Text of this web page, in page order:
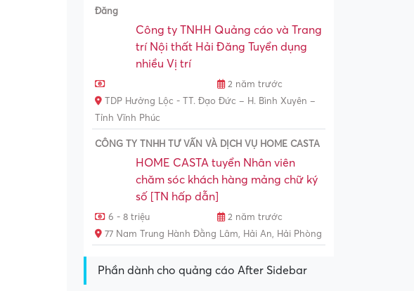
Đăng
Công ty TNHH Quảng cáo và Trang
trí Nội thất Hải Đăng Tuyển dụng
nhiều Vị trí
2 năm trước
TDP Hưởng Lộc - TT. Đạo Đức – H. Bình Xuyên –
Tỉnh Vĩnh Phúc
CÔNG TY TNHH TƯ VẤN VÀ DỊCH VỤ HOME CASTA
HOME CASTA tuyển Nhân viên
chăm sóc khách hàng mảng chữ ký
số [TN hấp dẫn]
6 - 8 triệu
2 năm trước
77 Nam Trung Hành Đằng Lâm, Hải An, Hải Phòng
Phần dành cho quảng cáo After Sidebar